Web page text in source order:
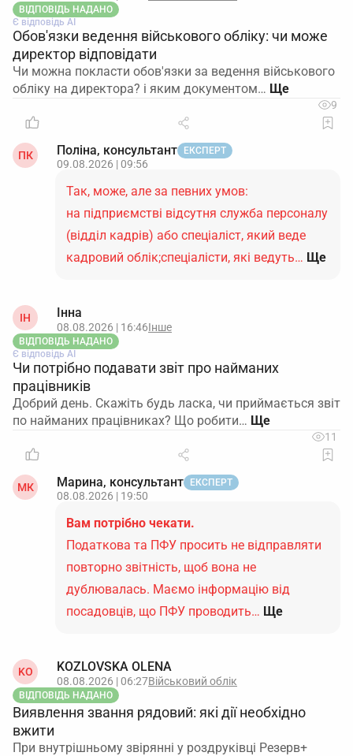
ВІДПОВІДЬ НАДАНО
Є відповідь АІ
Обов'язки ведення військового обліку: чи може
директор відповідати
Чи можна покласти обов'язки за ведення військового
обліку на директора? і яким документом…
9
ПК Поліна, консультант ЕКСПЕРТ
09.08.2026 | 09:56
Так, може, але за певних умов:
на підприємстві відсутня служба персоналу
(відділ кадрів) або спеціаліст, який веде
кадровий облік;спеціалісти, які ведуть… Ще
ІН Інна
08.08.2026 | 16:46Інше
ВІДПОВІДЬ НАДАНО
Є відповідь АІ
Чи потрібно подавати звіт про найманих
працівників
Добрий день. Скажіть будь ласка, чи приймається звіт
по найманих працівниках? Що робити…
11
МК Марина, консультант ЕКСПЕРТ
08.08.2026 | 19:50
Вам потрібно чекати.
Податкова та ПФУ просить не відправляти
повторно звітність, щоб вона не
дублювалась. Маємо інформацію від
посадовців, що ПФУ проводить… Ще
KO KOZLOVSKA OLENA
08.08.2026 | 06:27Військовий облік
ВІДПОВІДЬ НАДАНО
Виявлення звання рядовий: які дії необхідно
вжити
При внутрішньому звірянні у роздруківці Резерв+